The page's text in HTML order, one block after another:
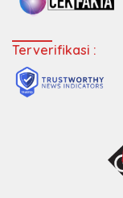
Terverifikasi :